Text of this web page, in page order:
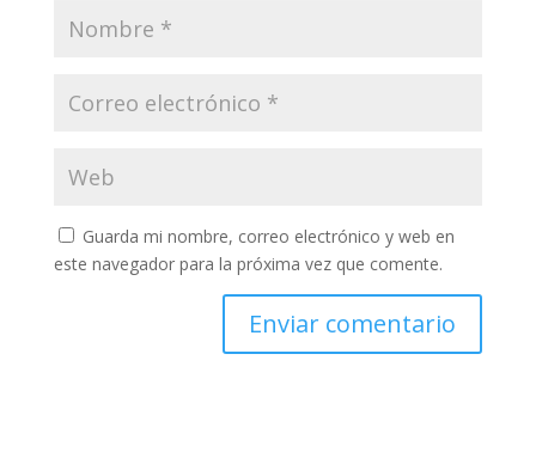
Guarda mi nombre, correo electrónico y web en
este navegador para la próxima vez que comente.